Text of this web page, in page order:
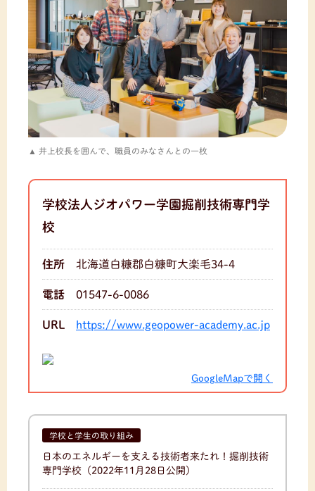
井上校長を囲んで、職員のみなさんとの一枚
学校法人ジオパワー学園掘削技術専門学
校
住所 北海道白糠郡白糠町大楽毛34-4
電話 01547-6-0086
URL https://www.geopower-academy.ac.jp
GoogleMapで開く
学校と学生の取り組み
日本のエネルギーを支える技術者来たれ！掘削技術
専門学校 （2022年11月28日公開）